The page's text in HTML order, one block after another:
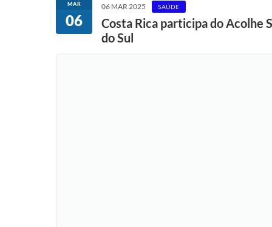
MAR
06
06 MAR 2025 SAÚDE
Costa Rica participa do Acolhe
do Sul